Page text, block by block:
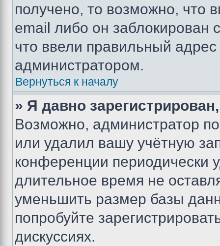
получено, то возможно, что
email либо он
что ввели правильный адрес
администратором.
Вернуться к началу
» Я давно
Возможно, администратор
или удалил вашу учётную
конференции периодически
длительное время не
уменьшить размер базы
попробуйте
дискуссиях.